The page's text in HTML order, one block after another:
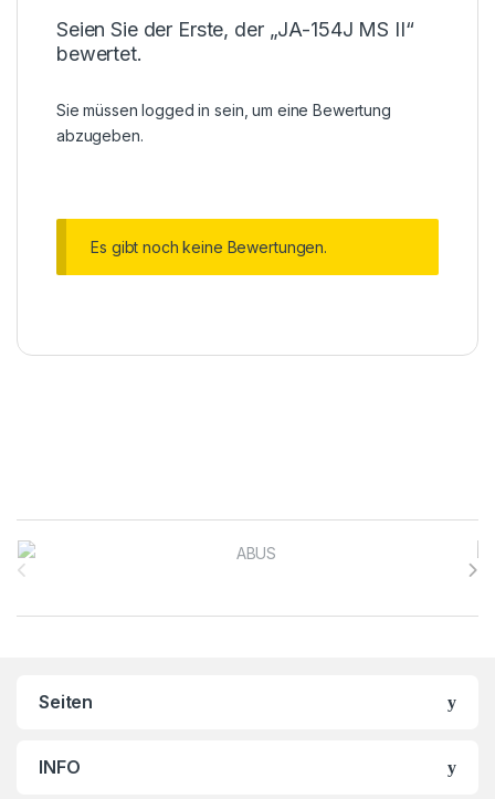
Seien Sie der Erste, der „JA-154J MS II“
bewertet.
Sie müssenlogged in sein, um eine Bewertung
abzugeben.
Es gibt noch keine Bewertungen.
Brands Carousel
Seiten
INFO